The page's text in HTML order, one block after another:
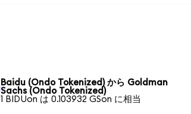
Baidu (Ondo Tokenized) から Goldman
Sachs (Ondo Tokenized)
1 BIDUon は 0.103932 GSon に相当